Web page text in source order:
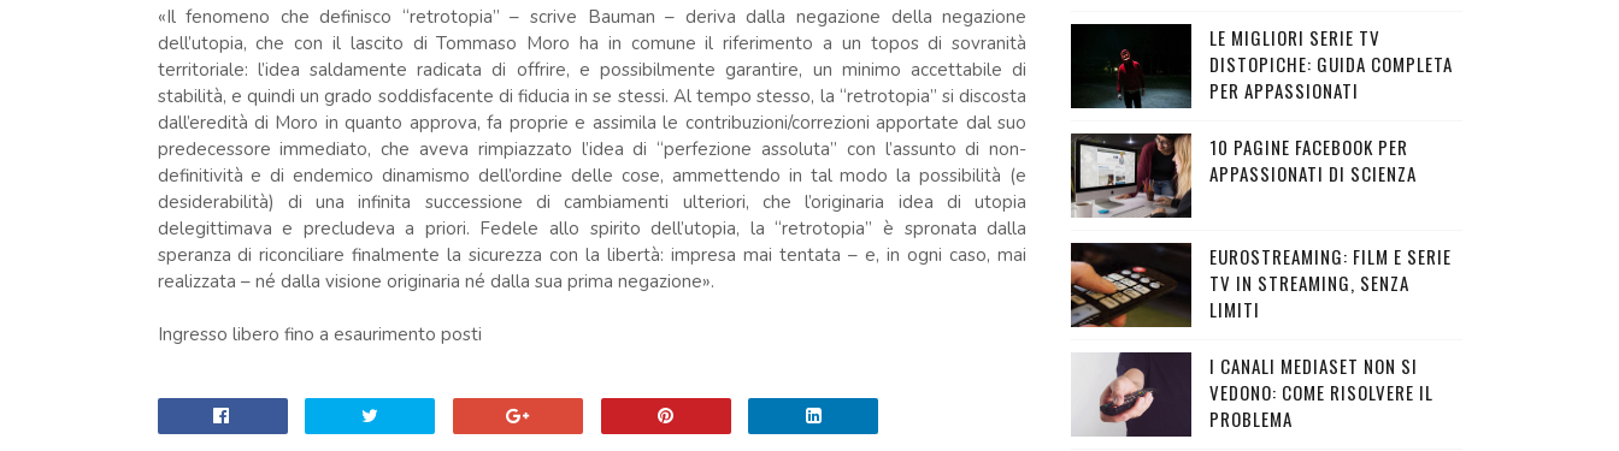
«Il fenomeno che definisco “retrotopia” – scrive Bauman – deriva dalla negazione della negazione
dell’utopia, che con il lascito di Tommaso Moro ha in comune il riferimento a un topos di sovranità
territoriale: l’idea saldamente radicata di offrire, e possibilmente garantire, un minimo accettabile di
stabilità, e quindi un grado soddisfacente di fiducia in se stessi. Al tempo stesso, la “retrotopia” si discosta
dall’eredità di Moro in quanto approva, fa proprie e assimila le contribuzioni/correzioni apportate dal suo
predecessore immediato, che aveva rimpiazzato l’idea di “perfezione assoluta” con l’assunto di non-
definitività e di endemico dinamismo dell’ordine delle cose, ammettendo in tal modo la possibilità (e
desiderabilità) di una infinita successione di cambiamenti ulteriori, che l’originaria idea di utopia
delegittimava e precludeva a prio­ri. Fedele allo spirito dell’utopia, la “retrotopia” è spronata dalla
speranza di riconciliare finalmente la sicurezza con la libertà: impresa mai tentata – e, in ogni caso, mai
realizzata – né dalla visione originaria né dalla sua prima negazione».
Ingresso libero fino a esaurimento posti
LE MIGLIORI SERIE TV
DISTOPICHE: GUIDA COMPLETA
PER APPASSIONATI
10 PAGINE FACEBOOK PER
APPASSIONATI DI SCIENZA
EUROSTREAMING: FILM E SERIE
TV IN STREAMING, SENZA
LIMITI
I CANALI MEDIASET NON SI
VEDONO: COME RISOLVERE IL
PROBLEMA